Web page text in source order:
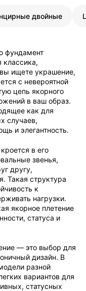
двойные
фундамент
классика,
ищете украшение,
с невероятной
цепь якорного
в ваш образ.
как для
случаев,
и элегантность.
в его
звенья,
другу,
Такая структура
к
нагрузки.
якорное плетение
статуса и
— это выбор для
дизайн. В
разной
вариантов для
статусных